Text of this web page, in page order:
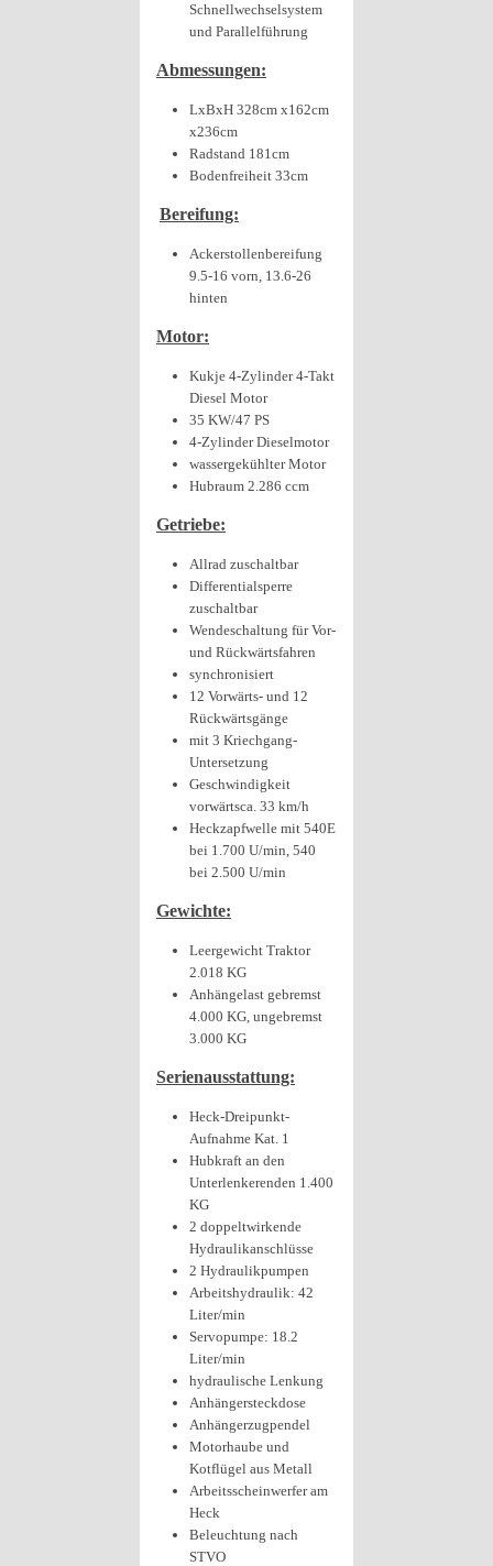
Schnellwechselsystem
und Parallelführung
Abmessungen:
LxBxH 328cm x162cm
x236cm
Radstand 181cm
Bodenfreiheit 33cm
Bereifung:
Ackerstollenbereifung
9.5-16 vorn, 13.6-26
hinten
Motor:
Kukje 4-Zylinder 4-Takt
Diesel Motor
35 KW/47 PS
4-Zylinder Dieselmotor
wassergekühlter Motor
Hubraum 2.286 ccm
Getriebe:
Allrad zuschaltbar
Differentialsperre
zuschaltbar
Wendeschaltung für Vor-
und Rückwärtsfahren
synchronisiert
12 Vorwärts- und 12
Rückwärtsgänge
mit 3 Kriechgang-
Untersetzung
Geschwindigkeit
vorwärtsca. 33 km/h
Heckzapfwelle mit 540E
bei 1.700 U/min, 540
bei 2.500 U/min
Gewichte:
Leergewicht Traktor
2.018 KG
Anhängelast gebremst
4.000 KG, ungebremst
3.000 KG
Serienausstattung:
Heck-Dreipunkt-
Aufnahme Kat. 1
Hubkraft an den
Unterlenkerenden 1.400
KG
2 doppeltwirkende
Hydraulikanschlüsse
2 Hydraulikpumpen
Arbeitshydraulik: 42
Liter/min
Servopumpe: 18.2
Liter/min
hydraulische Lenkung
Anhängersteckdose
Anhängerzugpendel
Motorhaube und
Kotflügel aus Metall
Arbeitsscheinwerfer am
Heck
Beleuchtung nach
STVO